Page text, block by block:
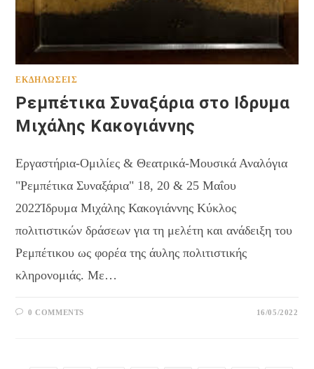
ΕΚΔΗΛΏΣΕΙΣ
Ρεμπέτικα Συναξάρια στο Ιδρυμα
Μιχάλης Κακογιάννης
Εργαστήρια-Ομιλίες & Θεατρικά-Μουσικά Αναλόγια
"Ρεμπέτικα Συναξάρια" 18, 20 & 25 Μαΐου
2022Ίδρυμα Μιχάλης Κακογιάννης Κύκλος
πολιτιστικών δράσεων για τη μελέτη και ανάδειξη του
Ρεμπέτικου ως φορέα της άυλης πολιτιστικής
κληρονομιάς. Με…
0 COMMENTS 16/05/2022